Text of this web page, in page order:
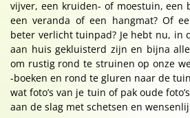
vijver, een kruiden- of moestuin, een
een veranda of een hangmat? Of
beter verlicht tuinpad? Je hebt nu, in
aan huis gekluisterd zijn en bijna
om rustig rond te struinen op onze
-boeken en rond te gluren naar de
wat foto’s van je tuin of pak oude
aan de slag met schetsen en